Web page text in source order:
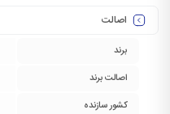
اصالت
برند
اصالت برند
کشور سازنده